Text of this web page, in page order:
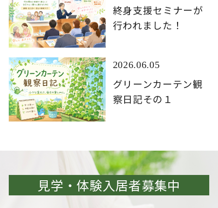
終身支援セミナーが
行われました！
2026.06.05
グリーンカーテン観
察日記その１
見学・体験入居者募集中